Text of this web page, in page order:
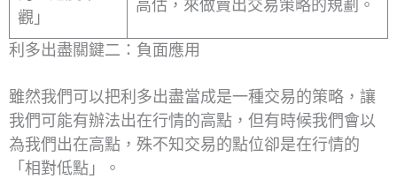
觀」
高估，來做賣出交易策略的規劃。
利多出盡關鍵二：負面應用
雖然我們可以把利多出盡當成是一種交易的策略，讓
我們可能有辦法出在行情的高點，但有時候我們會以
為我們出在高點，殊不知交易的點位卻是在行情的
「相對低點」。